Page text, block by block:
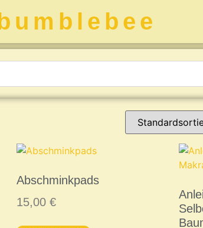
Abschminkpads
15,00 €